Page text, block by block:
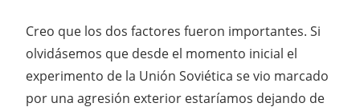
Creo que los dos factores fueron importantes. Si
olvidásemos que desde el momento inicial el
experimento de la Unión Soviética se vio marcado
por una agresión exterior estaríamos dejando de